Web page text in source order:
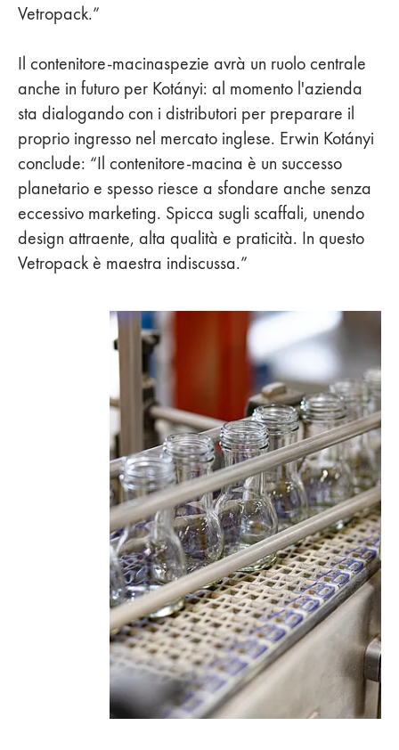
Vetropack.”
Il contenitore-macinaspezie avrà un ruolo centrale
anche in futuro per Kotányi: al momento l'azienda
sta dialogando con i distributori per preparare il
proprio ingresso nel mercato inglese. Erwin Kotányi
conclude: “Il contenitore-macina è un successo
planetario e spesso riesce a sfondare anche senza
eccessivo marketing. Spicca sugli scaffali, unendo
design attraente, alta qualità e praticità. In questo
Vetropack è maestra indiscussa.”